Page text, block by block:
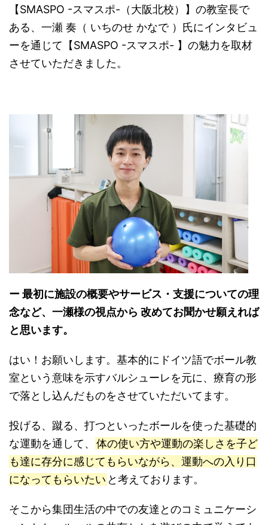
【SMASPO -スマスポ-（大阪北校）】の教室長で
ある、一瀬 奏（ いちのせ かなで ）氏にインタビュ
ーを通じて【SMASPO -スマスポ- 】の魅力を取材
させていただきました。
ー 最初に施設の概要やサービス・支援についての理
念など、一瀬様の視点から 改めてお聞かせ願えれば
と思います。
はい！お願いします。基本的にドイツ語でボール教
室という意味を示すバルシューレを元に、療育の形
で落とし込んだものをさせていただいてます。
投げる、蹴る、打つといったボールを使った基礎的
な運動を通して、 体の使い方や運動の楽しさを子ど
も達に存分に感じてもらいながら、運動への入り口
になってもらいたい と考えております。
そこから集団生活の中での友達とのコミュニケーシ